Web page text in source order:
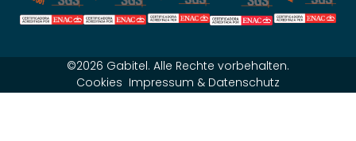
©2026 Gabitel. Alle Rechte vorbehalten.
Cookies Impressum & Datenschutz